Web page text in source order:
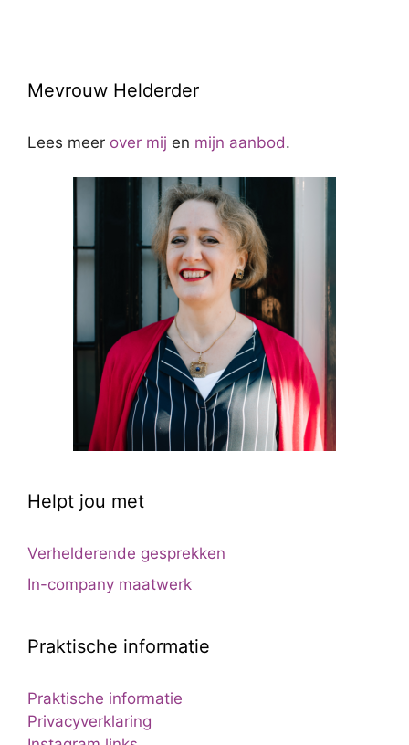
Mevrouw Helderder
Lees meer over mij en mijn aanbod.
Helpt jou met
Verhelderende gesprekken
In-company maatwerk
Praktische informatie
Praktische informatie
Privacyverklaring